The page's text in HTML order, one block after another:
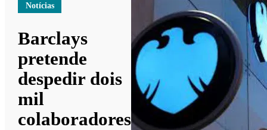
Notícias
Barclays
pretende
despedir dois
mil
colaboradores